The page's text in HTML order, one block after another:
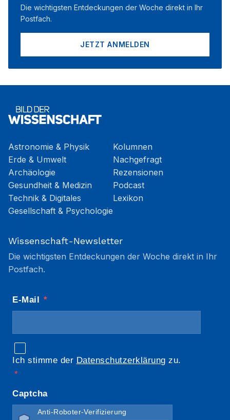
Die wichtigsten Entdeckungen der Woche direkt in Ihr
Postfach.
JETZT ANMELDEN
Astronomie & Physik
Erde & Umwelt
Archäologie
Gesundheit & Medizin
Technik & Digitales
Gesellschaft & Psychologie
Kolumnen
Nachgefragt
Rezensionen
Podcast
Lexikon
Wissenschaft-Newsletter
Die wichtigsten Entdeckungen der Woche direkt in Ihr
Postfach.